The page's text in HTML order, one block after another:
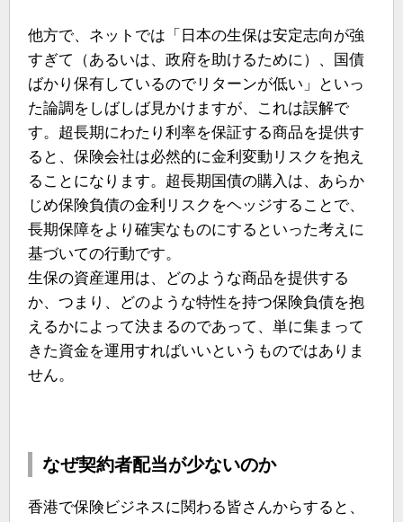
他方で、ネットでは「日本の生保は安定志向が強
すぎて（あるいは、政府を助けるために）、国債
ばかり保有しているのでリターンが低い」といっ
た論調をしばしば見かけますが、これは誤解で
す。超長期にわたり利率を保証する商品を提供す
ると、保険会社は必然的に金利変動リスクを抱え
ることになります。超長期国債の購入は、あらか
じめ保険負債の金利リスクをヘッジすることで、
長期保障をより確実なものにするといった考えに
基づいての行動です。
生保の資産運用は、どのような商品を提供する
か、つまり、どのような特性を持つ保険負債を抱
えるかによって決まるのであって、単に集まって
きた資金を運用すればいいというものではありま
せん。
なぜ契約者配当が少ないのか
香港で保険ビジネスに関わる皆さんからすると、